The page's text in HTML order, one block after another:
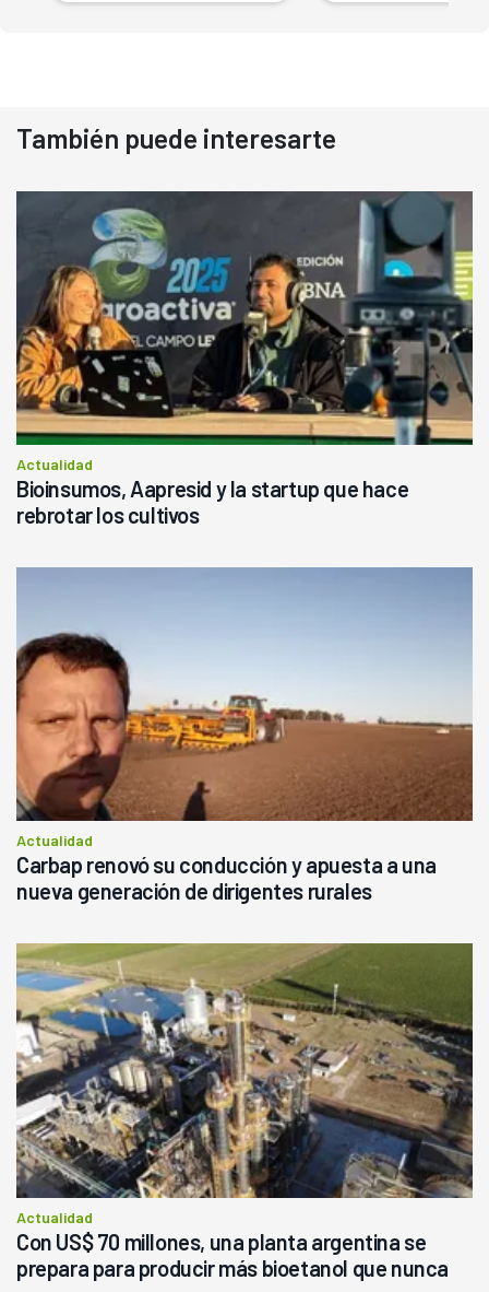
También puede interesarte
Actualidad
Bioinsumos, Aapresid y la startup que hace
rebrotar los cultivos
Actualidad
Carbap renovó su conducción y apuesta a una
nueva generación de dirigentes rurales
Actualidad
Con US$ 70 millones, una planta argentina se
prepara para producir más bioetanol que nunca